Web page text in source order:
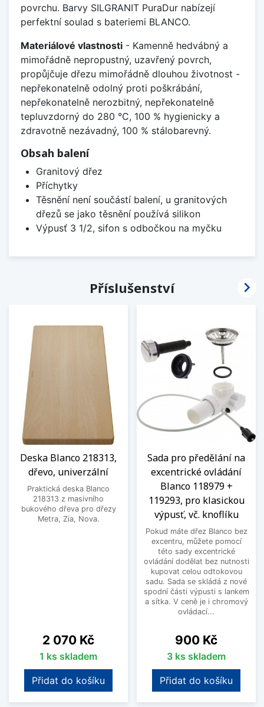
povrchu. Barvy SILGRANIT PuraDur nabízejí
perfektní soulad s bateriemi BLANCO.
Materiálové vlastnosti - Kamenně hedvábný a
mimořádně nepropustný, uzavřený povrch,
propůjčuje dřezu mimořádně dlouhou životnost -
nepřekonatelně odolný proti poškrábání,
nepřekonatelně nerozbitný, nepřekonatelně
tepluvzdorný do 280 °C, 100 % hygienicky a
zdravotně nezávadný, 100 % stálobarevný.
Obsah balení
Granitový dřez
Příchytky
Těsnění není součástí balení, u granitových
dřezů se jako těsnění používá silikon
Výpusť 3 1/2, sifon s odbočkou na myčku
Příslušenství
Deska Blanco 218313,
dřevo, univerzální
Praktická deska Blanco
218313 z masivního
bukového dřeva pro dřezy
Metra, Zia, Nova.
Cena
2 070 Kč
1 ks skladem
Přidat do košíku
Sada pro předělání na
excentrické ovládání
Blanco 118979 +
119293, pro klasickou
výpusť, vč. knoflíku
Pokud máte dřez Blanco bez
excentru, můžete pomocí
této sady excentrické
ovládání dodělat bez nutnosti
kupovat celou odtokovou
sadu. Sada se skládá z nové
spodní části výpusti s lankem
a sítka. V ceně je i chromový
ovládací...
Cena
900 Kč
3 ks skladem
Přidat do košíku
